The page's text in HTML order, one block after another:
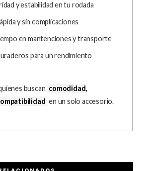
y estabilidad en tu rodada
y sin complicaciones
en mantenciones y transporte
para un rendimiento
buscan comodidad,
en un solo accesorio.